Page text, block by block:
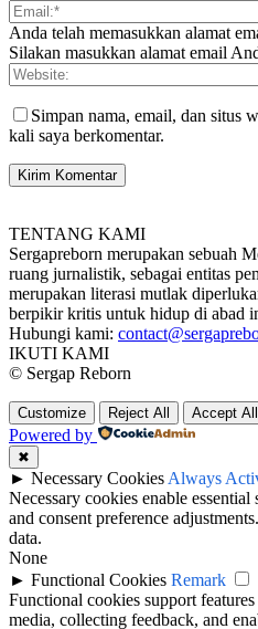
Anda telah memasukkan alamat
Silakan masukkan alamat email
Simpan nama, email, dan situs
kali saya berkomentar.
TENTANG KAMI
Sergapreborn merupakan sebuah
ruang jurnalistik, sebagai entitas
merupakan literasi mutlak
berpikir kritis untuk hidup di abad
Hubungi kami:
IKUTI KAMI
© Sergap Reborn
Customize Reject All Accept All
Powered by
✖
► Necessary Cookies Always
Necessary cookies enable
and consent preference
data.
None
► Functional Cookies Remark
Functional cookies support
media, collecting feedback, and